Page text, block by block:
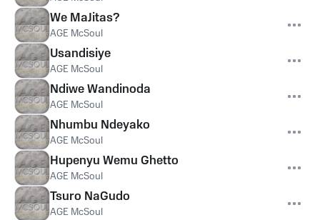
We MaJitas?
AGE McSoul
Usandisiye
AGE McSoul
Ndiwe Wandinoda
AGE McSoul
Nhumbu Ndeyako
AGE McSoul
Hupenyu Wemu Ghetto
AGE McSoul
Tsuro NaGudo
AGE McSoul